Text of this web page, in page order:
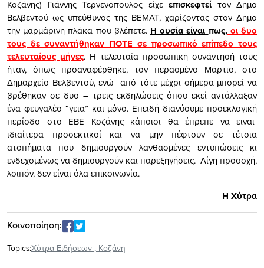
Κοζάνης) Γιάννης Τερνενόπουλος είχε επισκεφτεί τον Δήμο
Βελβεντού ως υπεύθυνος της ΒΕΜΑΤ, χαρίζοντας στον Δήμο
την μαρμάρινη πλάκα που βλέπετε. Η ουσία είναι πως,οι δυο
τους δε συναντήθηκαν ΠΟΤΕ σε προσωπικό επίπεδο τους
τελευταίους μήνες. Η τελευταία προσωπική συνάντησή τους
ήταν, όπως προαναφέρθηκε, τον περασμένο Μάρτιο, στο
Δημαρχείο Βελβεντού, ενώ από τότε μέχρι σήμερα μπορεί να
βρέθηκαν σε δυο – τρεις εκδηλώσεις όπου εκεί αντάλλαξαν
ένα φευγαλέο “γεια” και μόνο. Επειδή διανύουμε προεκλογική
περίοδο στο ΕΒΕ Κοζάνης κάποιοι θα έπρεπε να ειναι
ιδιαίτερα προσεκτικοί και να μην πέφτουν σε τέτοια
ατοπήματα που δημιουργούν λανθασμένες εντυπώσεις κι
ενδεχομένως να δημιουργούν και παρεξηγήσεις. Λίγη προσοχή,
λοιπόν, δεν είναι όλα επικοινωνία.
Η Χύτρα
Κοινοποίηση:
Topics:Xύτρα Ειδήσεων , Κοζάνη